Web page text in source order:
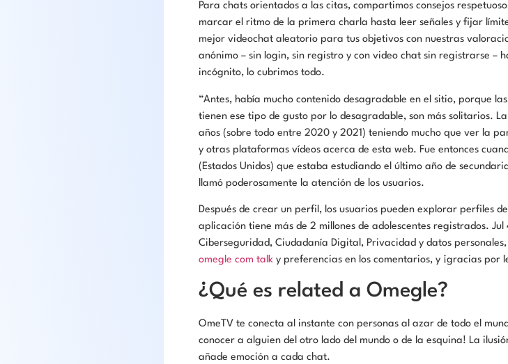
Para chats orientados a las citas, compartimos consejos
marcar el ritmo de la primera charla hasta leer señales y fijar
mejor videochat aleatorio para tus objetivos con nuestras
anónimo – sin login, sin registro y con video chat sin registrarse –
incógnito, lo cubrimos todo.
“Antes, había mucho contenido desagradable en el sitio, porque
tienen ese tipo de gusto por lo desagradable, son más solitarios.
años (sobre todo entre 2020 y 2021) teniendo mucho que ver la
y otras plataformas vídeos acerca de esta web. Fue entonces
(Estados Unidos) que estaba estudiando el último año de
llamó poderosamente la atención de los usuarios.
Después de crear un perfil, los usuarios pueden explorar perfiles
aplicación tiene más de 2 millones de adolescentes registrados.
Ciberseguridad, Ciudadanía Digital, Privacidad y datos
omegle com talk y preferencias en los comentarios, y ¡gracias por
¿Qué es related a Omegle?
OmeTV te conecta al instante con personas al azar de todo el
conocer a alguien del otro lado del mundo o de la esquina! La
añade emoción a cada chat.